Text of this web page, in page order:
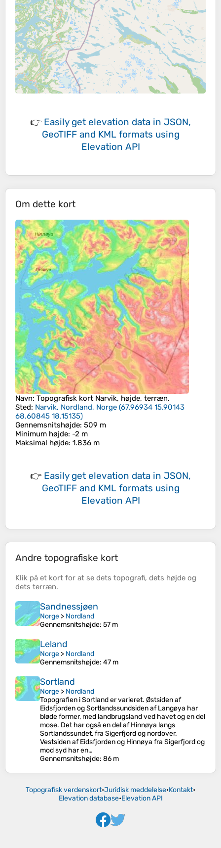
👉 Easily get elevation data in JSON,
GeoTIFF and KML formats using
Elevation API
Om dette kort
Navn: Topografisk kort Narvik, højde, terræn.
Sted: Narvik, Nordland, Norge (67.96934 15.90143
68.60845 18.15135)
Gennemsnitshøjde: 509 m
Minimum højde: -2 m
Maksimal højde: 1.836 m
👉 Easily get elevation data in JSON,
GeoTIFF and KML formats using
Elevation API
Andre topografiske kort
Klik på et kort for at se dets topografi, dets højde og
dets terræn.
Sandnessjøen
Norge > Nordland
Gennemsnitshøjde: 57 m
Leland
Norge > Nordland
Gennemsnitshøjde: 47 m
Sortland
Norge > Nordland
Topografien i Sortland er varieret. Østsiden af
Eidsfjorden og Sortlandssundsiden af Langøya har
bløde former, med landbrugsland ved havet og en del
mose. Det har også en del af Hinnøya langs
Sortlandssundet, fra Sigerfjord og nordover.
Vestsiden af Eidsfjorden og Hinnøya fra Sigerfjord og
mod syd har en…
Gennemsnitshøjde: 86 m
Topografisk verdenskort•Juridisk meddelelse•Kontakt•
Elevation database•Elevation API